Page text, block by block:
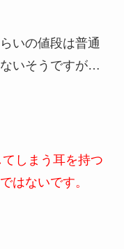
いの値段は普通
いそうですが…
しまう耳を持つ
はないです。